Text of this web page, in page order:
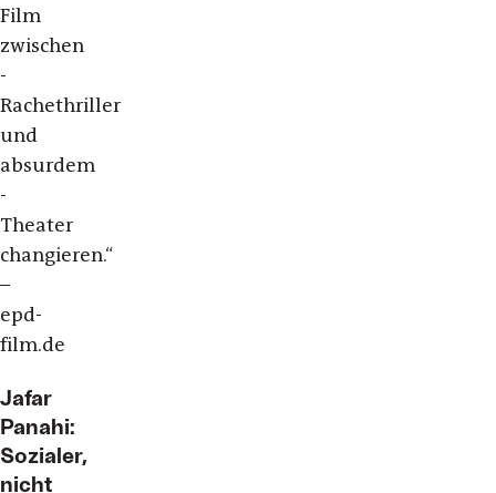
Film
zwischen
­
Rachethriller
und
absurdem
­
Theater
changieren.“
–
epd-
film.de
Jafar
Panahi:
Sozialer,
nicht